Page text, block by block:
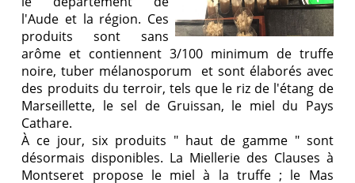
l'Aude et la région. Ces
produits sont sans
arôme et contiennent 3/100 minimum de truffe
noire, tuber mélanosporum et sont élaborés avec
des produits du terroir, tels que le riz de l'étang de
Marseillette, le sel de Gruissan, le miel du Pays
Cathare.
À ce jour, six produits " haut de gamme " sont
désormais disponibles. La Miellerie des Clauses à
Montseret propose le miel à la truffe ; le Mas